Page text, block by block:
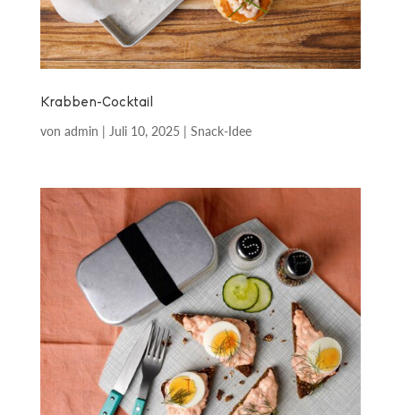
Krabben-Cocktail
von admin | Juli 10, 2025| Snack-Idee
im Blätterteigkörbchen